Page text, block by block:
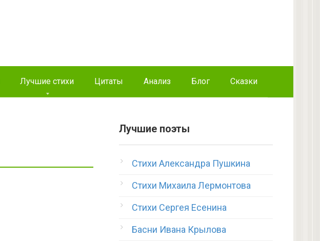
Лучшие стихи Цитаты Анализ Блог Сказки
Лучшие поэты
Стихи Александра Пушкина
Стихи Михаила Лермонтова
Стихи Сергея Есенина
Басни Ивана Крылова